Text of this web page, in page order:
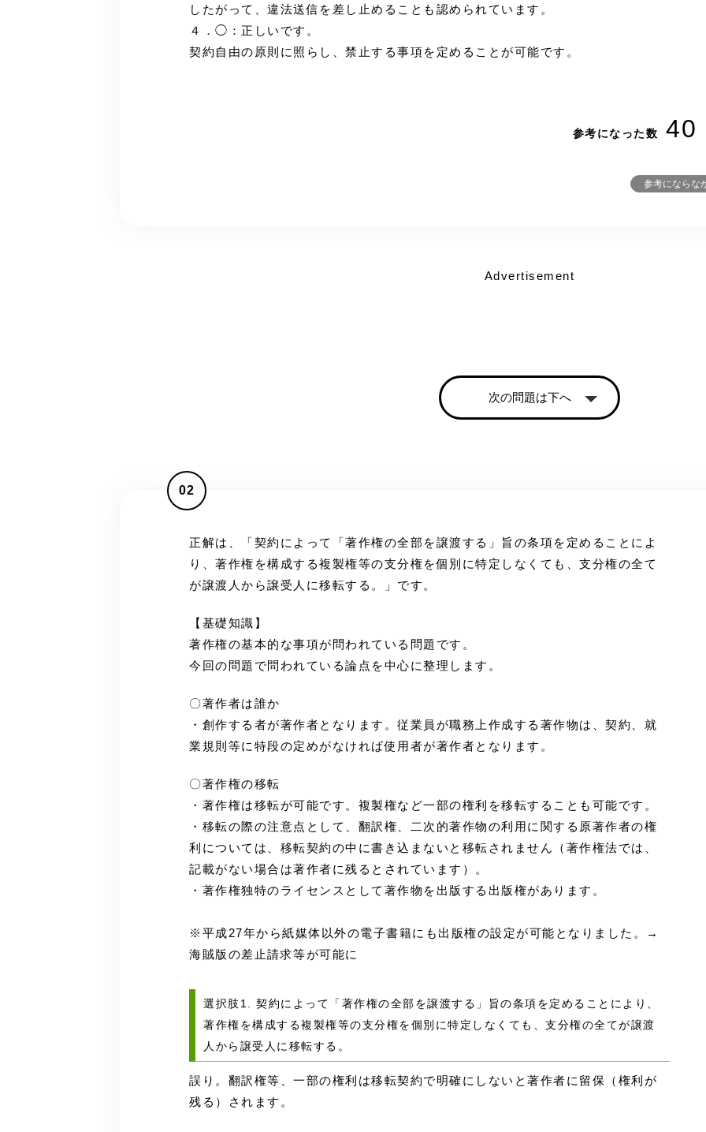
したがって、違法送信を差し止めることも認められています。
４．◯：正しいです。
契約自由の原則に照らし、禁止する事項を定めることが可能です。
参考になった数 40
参考にならな
Advertisement
次の問題は下へ
02
正解は、「契約によって「著作権の全部を譲渡する」旨の条項を定めることによ
り、著作権を構成する複製権等の支分権を個別に特定しなくても、支分権の全て
が譲渡人から譲受人に移転する。」です。
【基礎知識】
著作権の基本的な事項が問われている問題です。
今回の問題で問われている論点を中心に整理します。
〇著作者は誰か
・創作する者が著作者となります。従業員が職務上作成する著作物は、契約、就
業規則等に特段の定めがなければ使用者が著作者となります。
〇著作権の移転
・著作権は移転が可能です。複製権など一部の権利を移転することも可能です。
・移転の際の注意点として、翻訳権、二次的著作物の利用に関する原著作者の権
利については、移転契約の中に書き込まないと移転されません（著作権法では、
記載がない場合は著作者に残るとされています）。
・著作権独特のライセンスとして著作物を出版する出版権があります。
※平成27年から紙媒体以外の電子書籍にも出版権の設定が可能となりました。→
海賊版の差止請求等が可能に
選択肢1. 契約によって「著作権の全部を譲渡する」旨の条項を定めることにより、
著作権を構成する複製権等の支分権を個別に特定しなくても、支分権の全てが譲渡
人から譲受人に移転する。
誤り。翻訳権等、一部の権利は移転契約で明確にしないと著作者に留保（権利が
残る）されます。